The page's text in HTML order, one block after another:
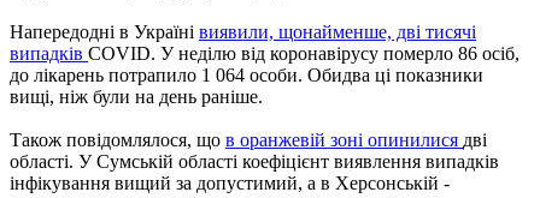
Напередодні в Україні виявили, щонайменше, дві тисячі
випадків COVID. У неділю від коронавірусу померло 86 осіб,
до лікарень потрапило 1 064 особи. Обидва ці показники
вищі, ніж були на день раніше.
Також повідомлялося, що в оранжевій зоні опинилися дві
області. У Сумській області коефіцієнт виявлення випадків
інфікування вищий за допустимий, а в Херсонській -